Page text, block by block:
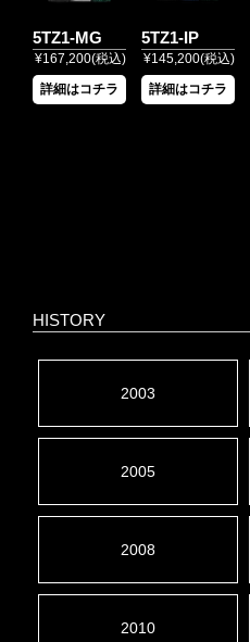
5TZ1-MG
¥167,200(税込)
詳細はコチラ
5TZ1-IP
¥145,200(税込)
詳細はコチラ
HISTORY
2003
2005
2008
2010